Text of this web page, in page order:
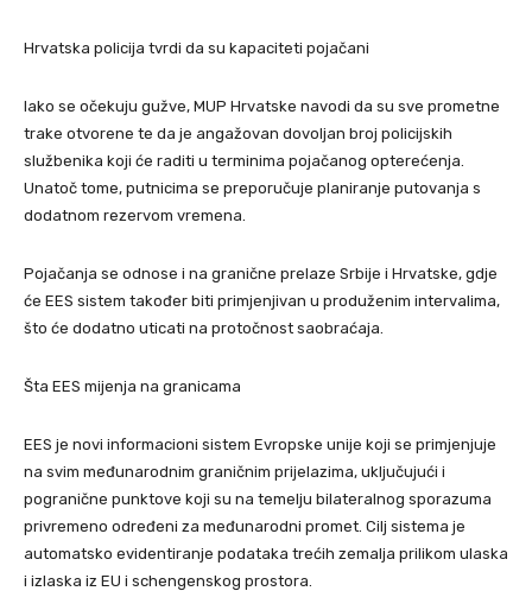
Hrvatska policija tvrdi da su kapaciteti pojačani
Iako se očekuju gužve, MUP Hrvatske navodi da su sve prometne
trake otvorene te da je angažovan dovoljan broj policijskih
službenika koji će raditi u terminima pojačanog opterećenja.
Unatoč tome, putnicima se preporučuje planiranje putovanja s
dodatnom rezervom vremena.
Pojačanja se odnose i na granične prelaze Srbije i Hrvatske, gdje
će EES sistem također biti primjenjivan u produženim intervalima,
što će dodatno uticati na protočnost saobraćaja.
Šta EES mijenja na granicama
EES je novi informacioni sistem Evropske unije koji se primjenjuje
na svim međunarodnim graničnim prijelazima, uključujući i
pogranične punktove koji su na temelju bilateralnog sporazuma
privremeno određeni za međunarodni promet. Cilj sistema je
automatsko evidentiranje podataka trećih zemalja prilikom ulaska
i izlaska iz EU i schengenskog prostora.